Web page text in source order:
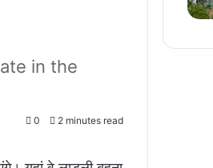
in the
0 2 minutes read